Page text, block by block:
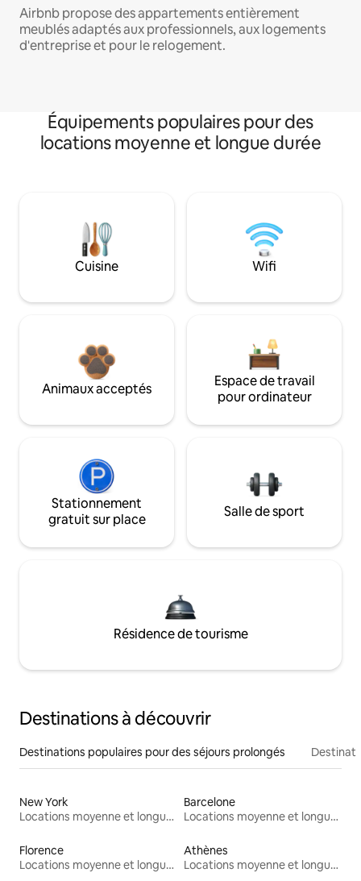
Airbnb propose des appartements entièrement
meublés adaptés aux professionnels, aux logements
d'entreprise et pour le relogement.
Équipements populaires pour des
locations moyenne et longue durée
Cuisine Wifi
Animaux acceptés
Espace de travail
pour ordinateur
Stationnement
gratuit sur place
Salle de sport
Résidence de tourisme
Destinations à découvrir
Destinations populaires pour des séjours prolongés
New York
Locations moyenne et longue durée
Barcelone
Locations moyenne et longue durée
Florence
Locations moyenne et longue durée
Athènes
Locations moyenne et longue durée